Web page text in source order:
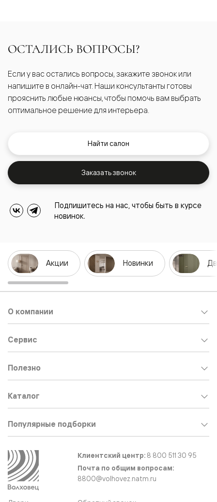
ОСТАЛИСЬ ВОПРОСЫ?
Если у вас остались вопросы, закажите звонок или
напишите в онлайн-чат. Наши консультанты готовы
прояснить любые нюансы, чтобы помочь вам выбрать
оптимальное решение для интерьера.
Найти салон
Заказать звонок
Подпишитесь на нас, чтобы быть в курсе
новинок.
Акции Новинки
О компании
Сервис
Полезно
Каталог
Популярные подборки
Клиентский центр: 8 800 511 30 95
Почта по общим вопросам:
8800@volhovez.natm.ru